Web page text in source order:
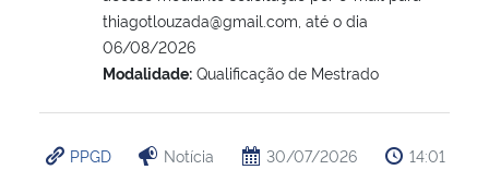
thiagotlouzada@gmail.com, até o dia
06/08/2026
Modalidade: Qualificação de Mestrado
PPGD Notícia 30/07/2026 14:01